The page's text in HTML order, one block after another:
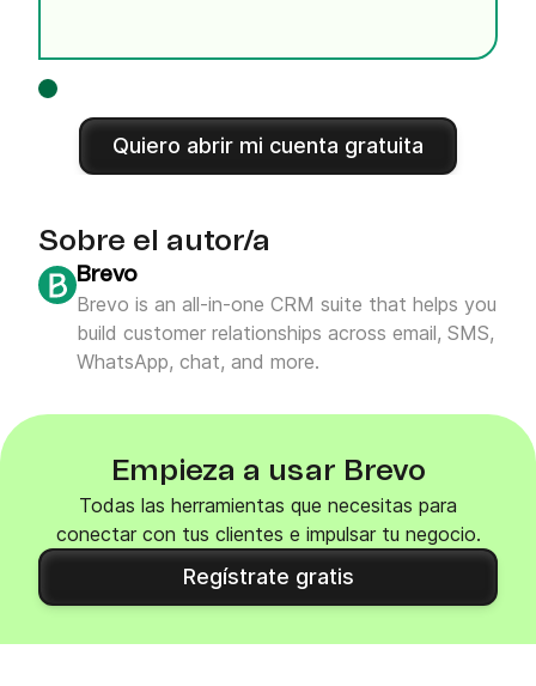
Quiero abrir mi cuenta gratuita
Sobre el autor/a
Brevo
Brevo is an all-in-one CRM suite that helps you
build customer relationships across email, SMS,
WhatsApp, chat, and more.
Empieza a usar Brevo
Todas las herramientas que necesitas para
conectar con tus clientes e impulsar tu negocio.
Regístrate gratis